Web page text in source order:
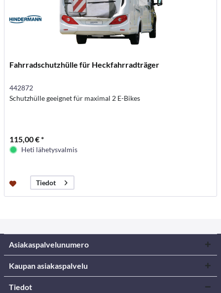
Fahrradschutzhülle für Heckfahrradträger
442872
Schutzhülle geeignet für maximal 2 E-Bikes
115,00 € *
Heti lähetysvalmis
Tiedot
Asiakaspalvelunumero
Kaupan asiakaspalvelu
Tiedot